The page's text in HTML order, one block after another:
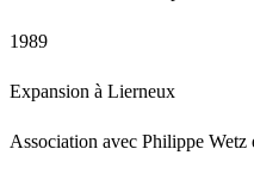
1989
Expansion à Lierneux
Association avec Philippe Wetz